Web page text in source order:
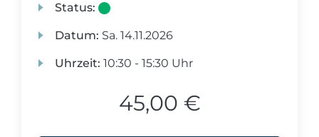
Status:
Datum: Sa. 14.11.2026
Uhrzeit: 10:30 - 15:30 Uhr
45,00 €